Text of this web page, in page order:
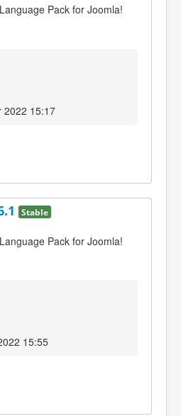
Pack for Joomla!
2022 15:17
Stable
Pack for Joomla!
15:55